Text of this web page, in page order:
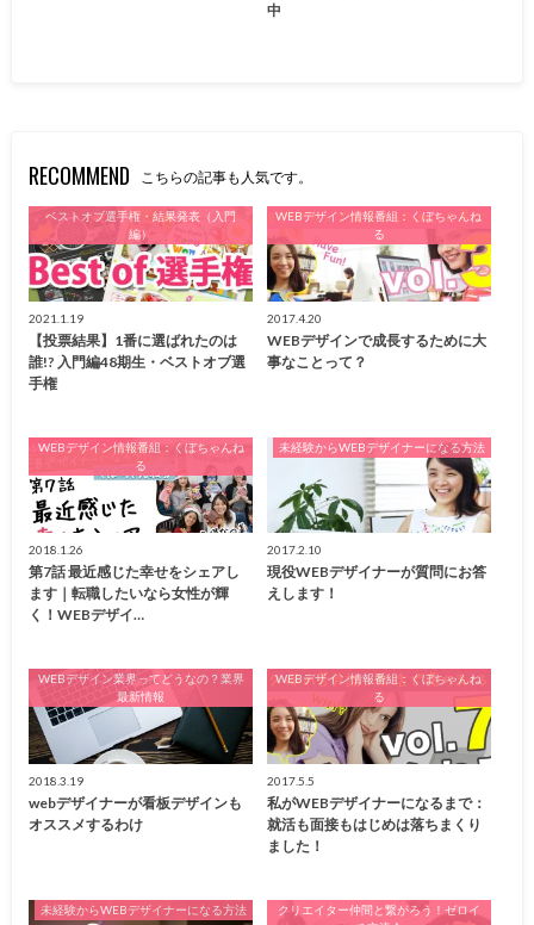
中
RECOMMEND こちらの記事も人気です。
ベストオブ選手権・結果発表（入門
編）
2021.1.19
【投票結果】1番に選ばれたのは
誰!? 入門編48期生・ベストオブ選
手権
WEBデザイン情報番組：くぼちゃんね
る
2017.4.20
WEBデザインで成長するために大
事なことって？
WEBデザイン情報番組：くぼちゃんね
る
2018.1.26
第7話 最近感じた幸せをシェアし
ます｜転職したいなら女性が輝
く！WEBデザイ…
未経験からWEBデザイナーになる方法
2017.2.10
現役WEBデザイナーが質問にお答
えします！
WEBデザイン業界ってどうなの？業界
最新情報
2018.3.19
webデザイナーが看板デザインも
オススメするわけ
WEBデザイン情報番組：くぼちゃんね
る
2017.5.5
私がWEBデザイナーになるまで：
就活も面接もはじめは落ちまくり
ました！
未経験からWEBデザイナーになる方法
クリエイター仲間と繋がろう！ゼロイ